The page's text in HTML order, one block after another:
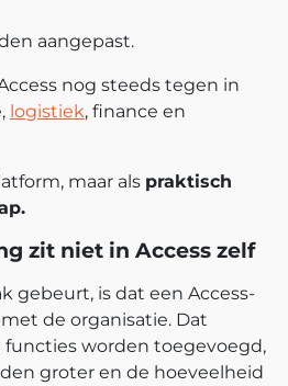
aangepast.
nog steeds tegen in
logistiek, finance en
maar als praktisch
zit niet in Access zelf
gebeurt, is dat een Access-
de organisatie. Dat
worden toegevoegd,
groter en de hoeveelheid